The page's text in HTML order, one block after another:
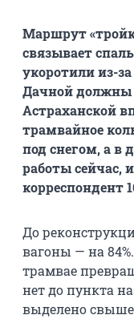
Маршрут
связывает
укоротили из-
Дачной должны
Астраханской
трамвайное
под снегом, а в
работы сейчас,
корреспондент
До
вагоны — на
трамвае
нет до пункта
выделено свыше